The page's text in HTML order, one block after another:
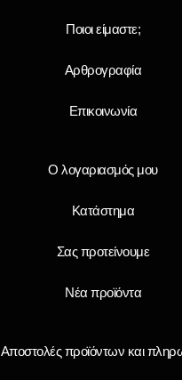
Ποιοι είμαστε;
Αρθρογραφία
Επικοινωνία
Ο λογαριασμός μου
Κατάστημα
Σας προτείνουμε
Νέα προϊόντα
Αποστολές προϊόντων και